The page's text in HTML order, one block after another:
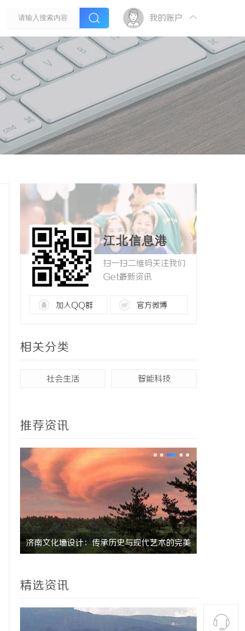
我的账户
江北信息港
扫一扫二维码关注我们
Get最新资讯
加入QQ群 官方微博
相关分类
社会生活 智能科技
推荐资讯
济南文化墙设计：传承历史与现代艺术的完美
精选资讯